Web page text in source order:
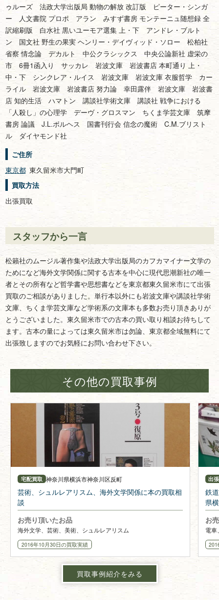
ゥルーズ 法政大学出版局 動物の解放 改訂版 ピーター・シンガ
ー 人文書院 プロポ アラン みすず書房 モンテーニュ随想録 全
訳縮刷版 白水社 黒いユーモア選集 上・下 アンドレ・ブルト
ン 国文社 野生の果実 ヘンリー・デイヴィッド・ソロー 松柏社
省察 情念論 デカルト 中公クラシックス 中央公論新社 虚栄の
市 6冊1函入り サッカレ 岩波文庫 岩波書店 本町通り 上・
中・下 シンクレア・ルイス 岩波文庫 岩波文庫 衣服哲学 カー
ライル 岩波文庫 岩波書店 努力論 幸田露伴 岩波文庫 岩波書
店 知的生活 ハマトン 講談社学術文庫 講談社 戦争における
「人殺し」の心理学 デーヴ・グロスマン ちくま学芸文庫 筑摩
書房 論議 J.L.ボルヘス 国書刊行会 信念の魔術 C.M.ブリスト
ル ダイヤモンド社
ご住所
東京都 東久留米市大門町
買取方法
出張買取
スタッフから一言
松籟社のムージル著作集や法政大学出版局のカフカマイナー文学の
ためになど海外文学関係に関する古本を中心に現代思潮新社の唯一
者とその所有など哲学書や思想書などを東京都東久留米市にて出張
買取のご相談がありました。単行本以外にも岩波文庫や講談社学術
文庫、ちくま学芸文庫など学術系の文庫本も多数お売り頂きありが
とうございました。東久留米市での古本の買い取り相談お待ちして
ます。古本の量によっては東久留米市は勿論、東京都全域無料にて
出張致しますのでお気軽にお問い合わせ下さい。
その他の買取事例
宅配買取 神奈川県横浜市神奈川区反町
芸術、シュルレアリスム、海外文学関係に本の買取相
談
お売り頂いたお品
海外文学、芸術、美術、シュルレアリスム
2016年10月30日の買取実績
出
鉄
県
お
電車
買取事例紹介をみる